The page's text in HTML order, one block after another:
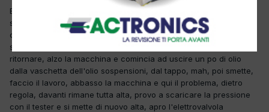
Buongiorno a tutti, vi espongo il problema del mercoledì,
settimana scorsa alzo la citroen c5 di un mio cliente che seguo
da anni, cambio le testine sterzo, mi accorgo che anche i
silentblock dei trapezi sono andati, ordino tutto, lo faccio
ritornare, alzo la macchina e comincia ad uscire un po di olio
dalla vaschetta dell'olio sospensioni, dal tappo, mah, poi smette,
faccio il lavoro, abbasso la macchina e qui il problema, dietro
regola, davanti rimane tutta alta, provo a scaricare la pressione
con il tester e si mette di nuovo alta, apro l'elettrovalvola